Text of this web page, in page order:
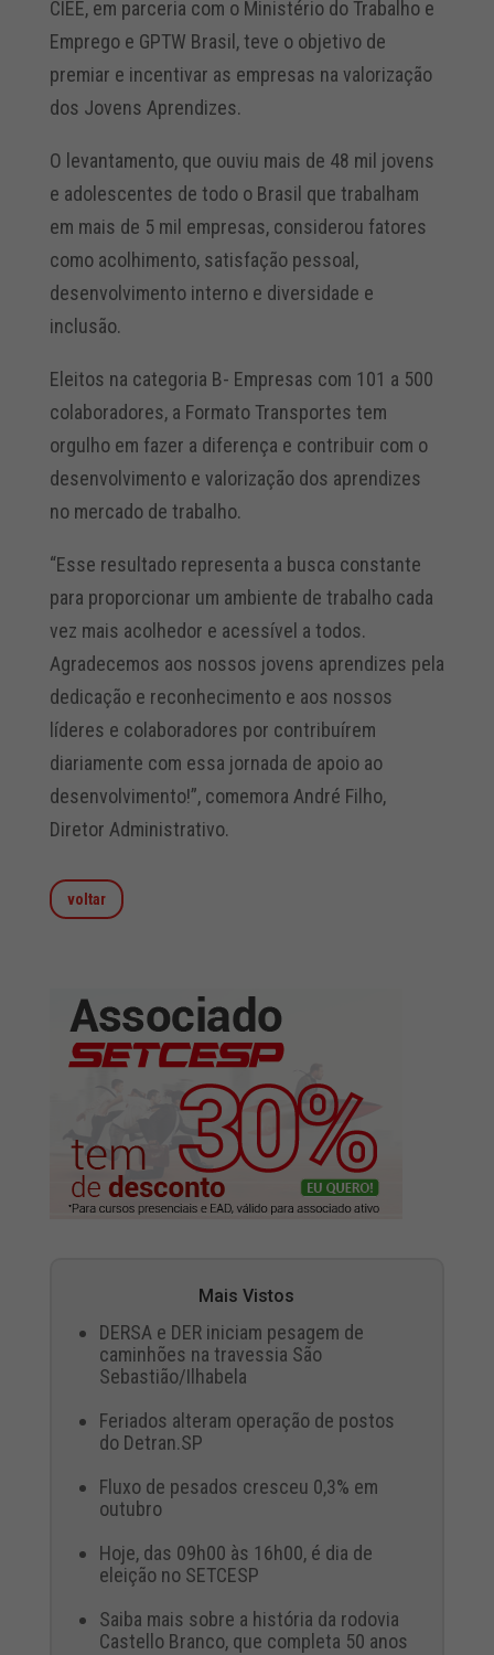
CIEE, em parceria com o Ministério do Trabalho e
Emprego e GPTW Brasil, teve o objetivo de
premiar e incentivar as empresas na valorização
dos Jovens Aprendizes.
O levantamento, que ouviu mais de 48 mil jovens
e adolescentes de todo o Brasil que trabalham
em mais de 5 mil empresas, considerou fatores
como acolhimento, satisfação pessoal,
desenvolvimento interno e diversidade e
inclusão.
Eleitos na categoria B- Empresas com 101 a 500
colaboradores, a Formato Transportes tem
orgulho em fazer a diferença e contribuir com o
desenvolvimento e valorização dos aprendizes
no mercado de trabalho.
“Esse resultado representa a busca constante
para proporcionar um ambiente de trabalho cada
vez mais acolhedor e acessível a todos.
Agradecemos aos nossos jovens aprendizes pela
dedicação e reconhecimento e aos nossos
líderes e colaboradores por contribuírem
diariamente com essa jornada de apoio ao
desenvolvimento!”, comemora André Filho,
Diretor Administrativo.
voltar
Mais Vistos
DERSA e DER iniciam pesagem de
caminhões na travessia São
Sebastião/Ilhabela
Feriados alteram operação de postos
do Detran.SP
Fluxo de pesados cresceu 0,3% em
outubro
Hoje, das 09h00 às 16h00, é dia de
eleição no SETCESP
Saiba mais sobre a história da rodovia
Castello Branco, que completa 50 anos